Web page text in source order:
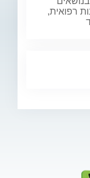
רפואית,